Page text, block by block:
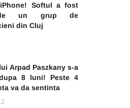
Softul a fost
un grup de
din Cluj
Arpad Paszkany s-a
8 luni! Peste 4
va da sentinta